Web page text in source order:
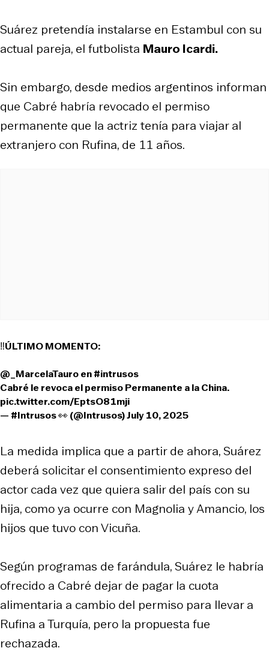
Suárez pretendía instalarse en Estambul con su
actual pareja, el futbolista Mauro Icardi.
Sin embargo, desde medios argentinos informan
que Cabré habría revocado el permiso
permanente que la actriz tenía para viajar al
extranjero con Rufina, de 11 años.
‼️ÚLTIMO MOMENTO:
@_MarcelaTauroen#intrusos
Cabré le revoca el permiso Permanente a la China.
pic.twitter.com/EptsO81mji
— #Intrusos 👀 (@Intrusos)July 10, 2025
La medida implica que a partir de ahora, Suárez
deberá solicitar el consentimiento expreso del
actor cada vez que quiera salir del país con su
hija, como ya ocurre con Magnolia y Amancio, los
hijos que tuvo con Vicuña.
Según programas de farándula, Suárez le habría
ofrecido a Cabré dejar de pagar la cuota
alimentaria a cambio del permiso para llevar a
Rufina a Turquía, pero la propuesta fue
rechazada.